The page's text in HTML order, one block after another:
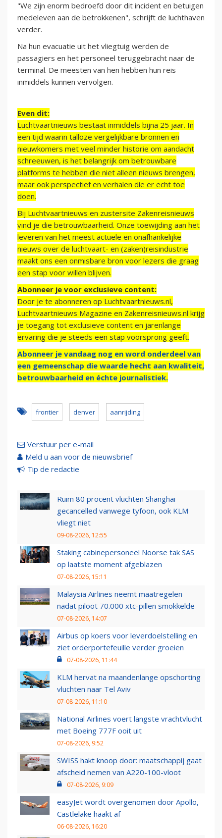
"We zijn enorm bedroefd door dit incident en betuigen
medeleven aan de betrokkenen", schrijft de luchthaven
verder.
Na hun evacuatie uit het vliegtuig werden de
passagiers en het personeel teruggebracht naar de
terminal. De meesten van hen hebben hun reis
inmiddels kunnen vervolgen.
Even dit:
Luchtvaartnieuws bestaat inmiddels bijna 25 jaar. In
een tijd waarin talloze vergelijkbare bronnen en
nieuwkomers met veel minder historie om aandacht
schreeuwen, is het belangrijk om betrouwbare
platforms te hebben die niet alleen nieuws brengen,
maar ook perspectief en verhalen die er echt toe
doen.
Bij Luchtvaartnieuws en zustersite Zakenreisnieuws
vind je die betrouwbaarheid. Onze toewijding aan het
leveren van het meest actuele en onafhankelijke
nieuws over de luchtvaart- en (zaken)reisindustrie
maakt ons een onmisbare bron voor lezers die graag
een stap voor willen blijven.
Abonneer je voor exclusieve content:
Door je te abonneren op Luchtvaartnieuws.nl,
Luchtvaartnieuws Magazine en Zakenreisnieuws.nl krijg
je toegang tot exclusieve content en jarenlange
ervaring die je steeds een stap voorsprong geeft.
Abonneer je vandaag nog en word onderdeel van
een gemeenschap die waarde hecht aan kwaliteit,
betrouwbaarheid en échte journalistiek.
frontier denver aanrijding
Verstuur per e-mail
Meld u aan voor de nieuwsbrief
Tip de redactie
Ruim 80 procent vluchten Shanghai
gecancelled vanwege tyfoon, ook KLM
vliegt niet
09-08-2026, 12:55
Staking cabinepersoneel Noorse tak SAS
op laatste moment afgeblazen
07-08-2026, 15:11
Malaysia Airlines neemt maatregelen
nadat piloot 70.000 xtc-pillen smokkelde
07-08-2026, 14:07
Airbus op koers voor leverdoelstelling en
ziet orderportefeuille verder groeien
07-08-2026, 11:44
KLM hervat na maandenlange opschorting
vluchten naar Tel Aviv
07-08-2026, 11:10
National Airlines voert langste vrachtvlucht
met Boeing 777F ooit uit
07-08-2026, 9:52
SWISS hakt knoop door: maatschappij gaat
afscheid nemen van A220-100-vloot
07-08-2026, 9:09
easyJet wordt overgenomen door Apollo,
Castlelake haakt af
06-08-2026, 16:20